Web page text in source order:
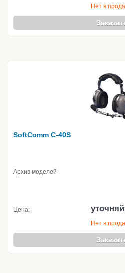
Нет в
SoftComm C-40S
Архив моделей
Цена:
Нет в